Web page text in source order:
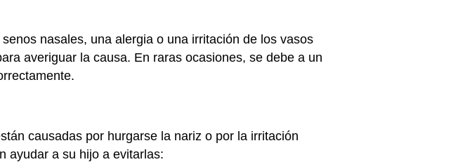
nasales, una alergia o una irritación de los vasos
averiguar la causa. En raras ocasiones, se debe a un
causadas por hurgarse la nariz o por la irritación
ayudar a su hijo a evitarlas: